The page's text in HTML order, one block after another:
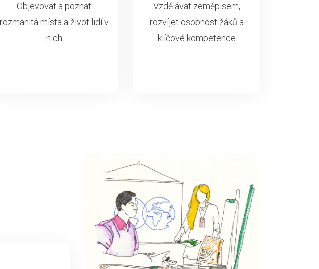
Objevovat a poznat
rozmanitá místa a život lidí v
nich
Vzdělávat zeměpisem,
rozvíjet osobnost žáků a
klíčové kompetence